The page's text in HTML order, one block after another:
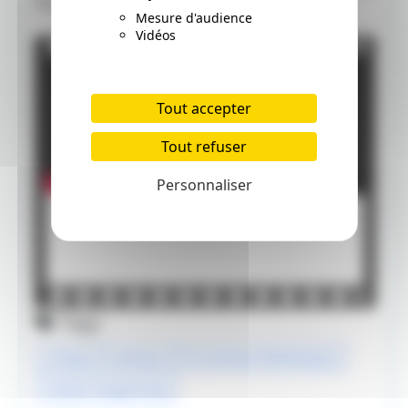
Mesure d'audience
Vidéos
Tout accepter
Tout refuser
Personnaliser
Tags